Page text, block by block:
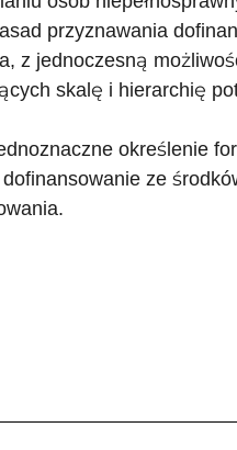
przyznawania
z jednoczesną
skalę i hierarchię
określenie
ze